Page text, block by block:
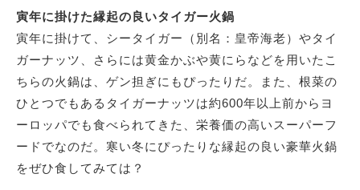
寅年に掛けた縁起の良いタイガー火鍋
寅年に掛けて、シータイガー（別名：皇帝海老）やタイ
ガーナッツ、さらには黄金かぶや黄にらなどを用いたこ
ちらの火鍋は、ゲン担ぎにもぴったりだ。また、根菜の
ひとつでもあるタイガーナッツは約600年以上前からヨ
ーロッパでも食べられてきた、栄養価の高いスーパーフ
ードでなのだ。寒い冬にぴったりな縁起の良い豪華火鍋
をぜひ食してみては？